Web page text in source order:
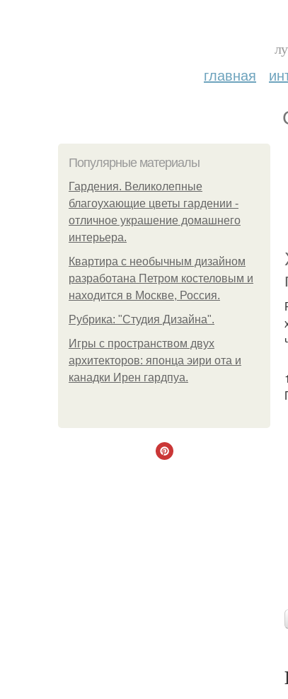
главная
Популярные материалы
Гардения. Великолепные
благоухающие цветы гардении -
отличное украшение домашнего
интерьера.
Квартира с необычным дизайном
разработана Петром костеловым и
находится в Москве, Россия.
Рубрика: "Студия Дизайна".
Игры с пространством двух
архитекторов: японца эири ота и
канадки Ирен гардпуа.